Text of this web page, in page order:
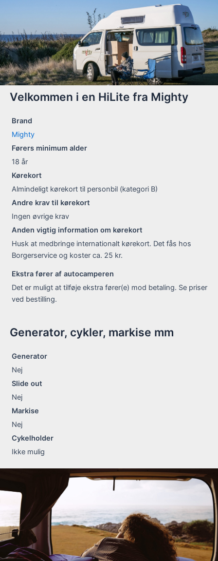
Velkommen i en HiLite fra Mighty
Brand
Mighty
Førers minimum alder
18 år
Kørekort
Almindeligt kørekort til personbil (kategori B)
Andre krav til kørekort
Ingen øvrige krav
Anden vigtig information om kørekort
Husk at medbringe internationalt kørekort. Det fås hos
Borgerservice og koster ca. 25 kr.
Ekstra fører af autocamperen
Det er muligt at tilføje ekstra fører(e) mod betaling. Se priser
ved bestilling.
Generator, cykler, markise mm
Generator
Nej
Slide out
Nej
Markise
Nej
Cykelholder
Ikke mulig